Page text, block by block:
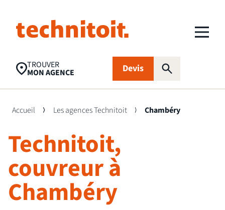
TROUVER
MON AGENCE Devis
Recherches populaires
Aides financières
Isolation
Traitement
d’humidité
Accueil Les agences Technitoit Chambéry
Technitoit,
couvreur à
Chambéry